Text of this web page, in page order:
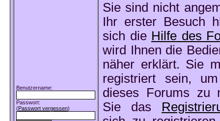
Benutzername:
Passwort:
(Passwort vergessen)
Sie sind nicht
Ihr erster Besuch
sich die Hilfe des
wird Ihnen die
näher erklärt. Sie
registriert sein,
dieses Forums zu
Sie das